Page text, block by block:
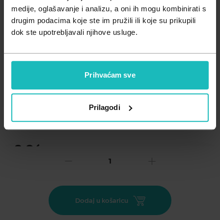
medije, oglašavanje i analizu, a oni ih mogu kombinirati s
drugim podacima koje ste im pružili ili koje su prikupili
dok ste upotrebljavali njihove usluge.
Prihvaćam sve
Prilagodi
Zdravlje muškarca
Zdravlje žene
Minerali
Probiotici i prebiotici
Važna obavijest prema Zakonu o zaštiti potrošača..
8,96
Plivit B Forte doprinosi normalnom metabolizmu stvaranja
energije, smanjenju umora i iscrpljenosti, doprinosi normalnoj
Dodaj u košaricu